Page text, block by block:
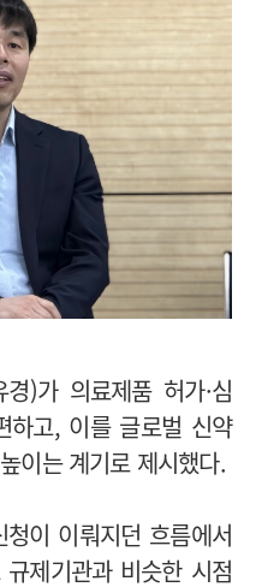
)가 의료제품 허가·심
하고, 이를 글로벌 신약
이는 계기로 제시했다.
이 이뤄지던 흐름에서
제기관과 비슷한 시점